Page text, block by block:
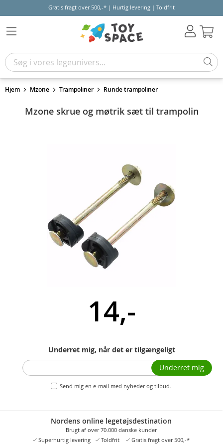
Gratis fragt over 500,-* | Hurtig levering | Toldfrit
Hjem Mzone Trampoliner Runde trampoliner
Mzone skrue og møtrik sæt til trampolin
14,-
Underret mig, når det er tilgængeligt
Send mig en e-mail med nyheder og tilbud.
Underret mig
Nordens online legetøjsdestination
Brugt af over 70.000 danske kunder
Superhurtig levering
Toldfrit Gratis fragt over 500,-*